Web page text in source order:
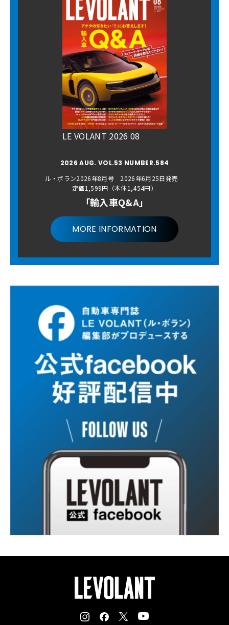
LE VOLANT 2026 08
2026 AUG. VOL.53 NUMBER.584
ル・ボラン2026年8月号 2026年6月25日発売
定価1,599円（本体1,454円）
「輸入車Q&A」
MORE INFORMATION